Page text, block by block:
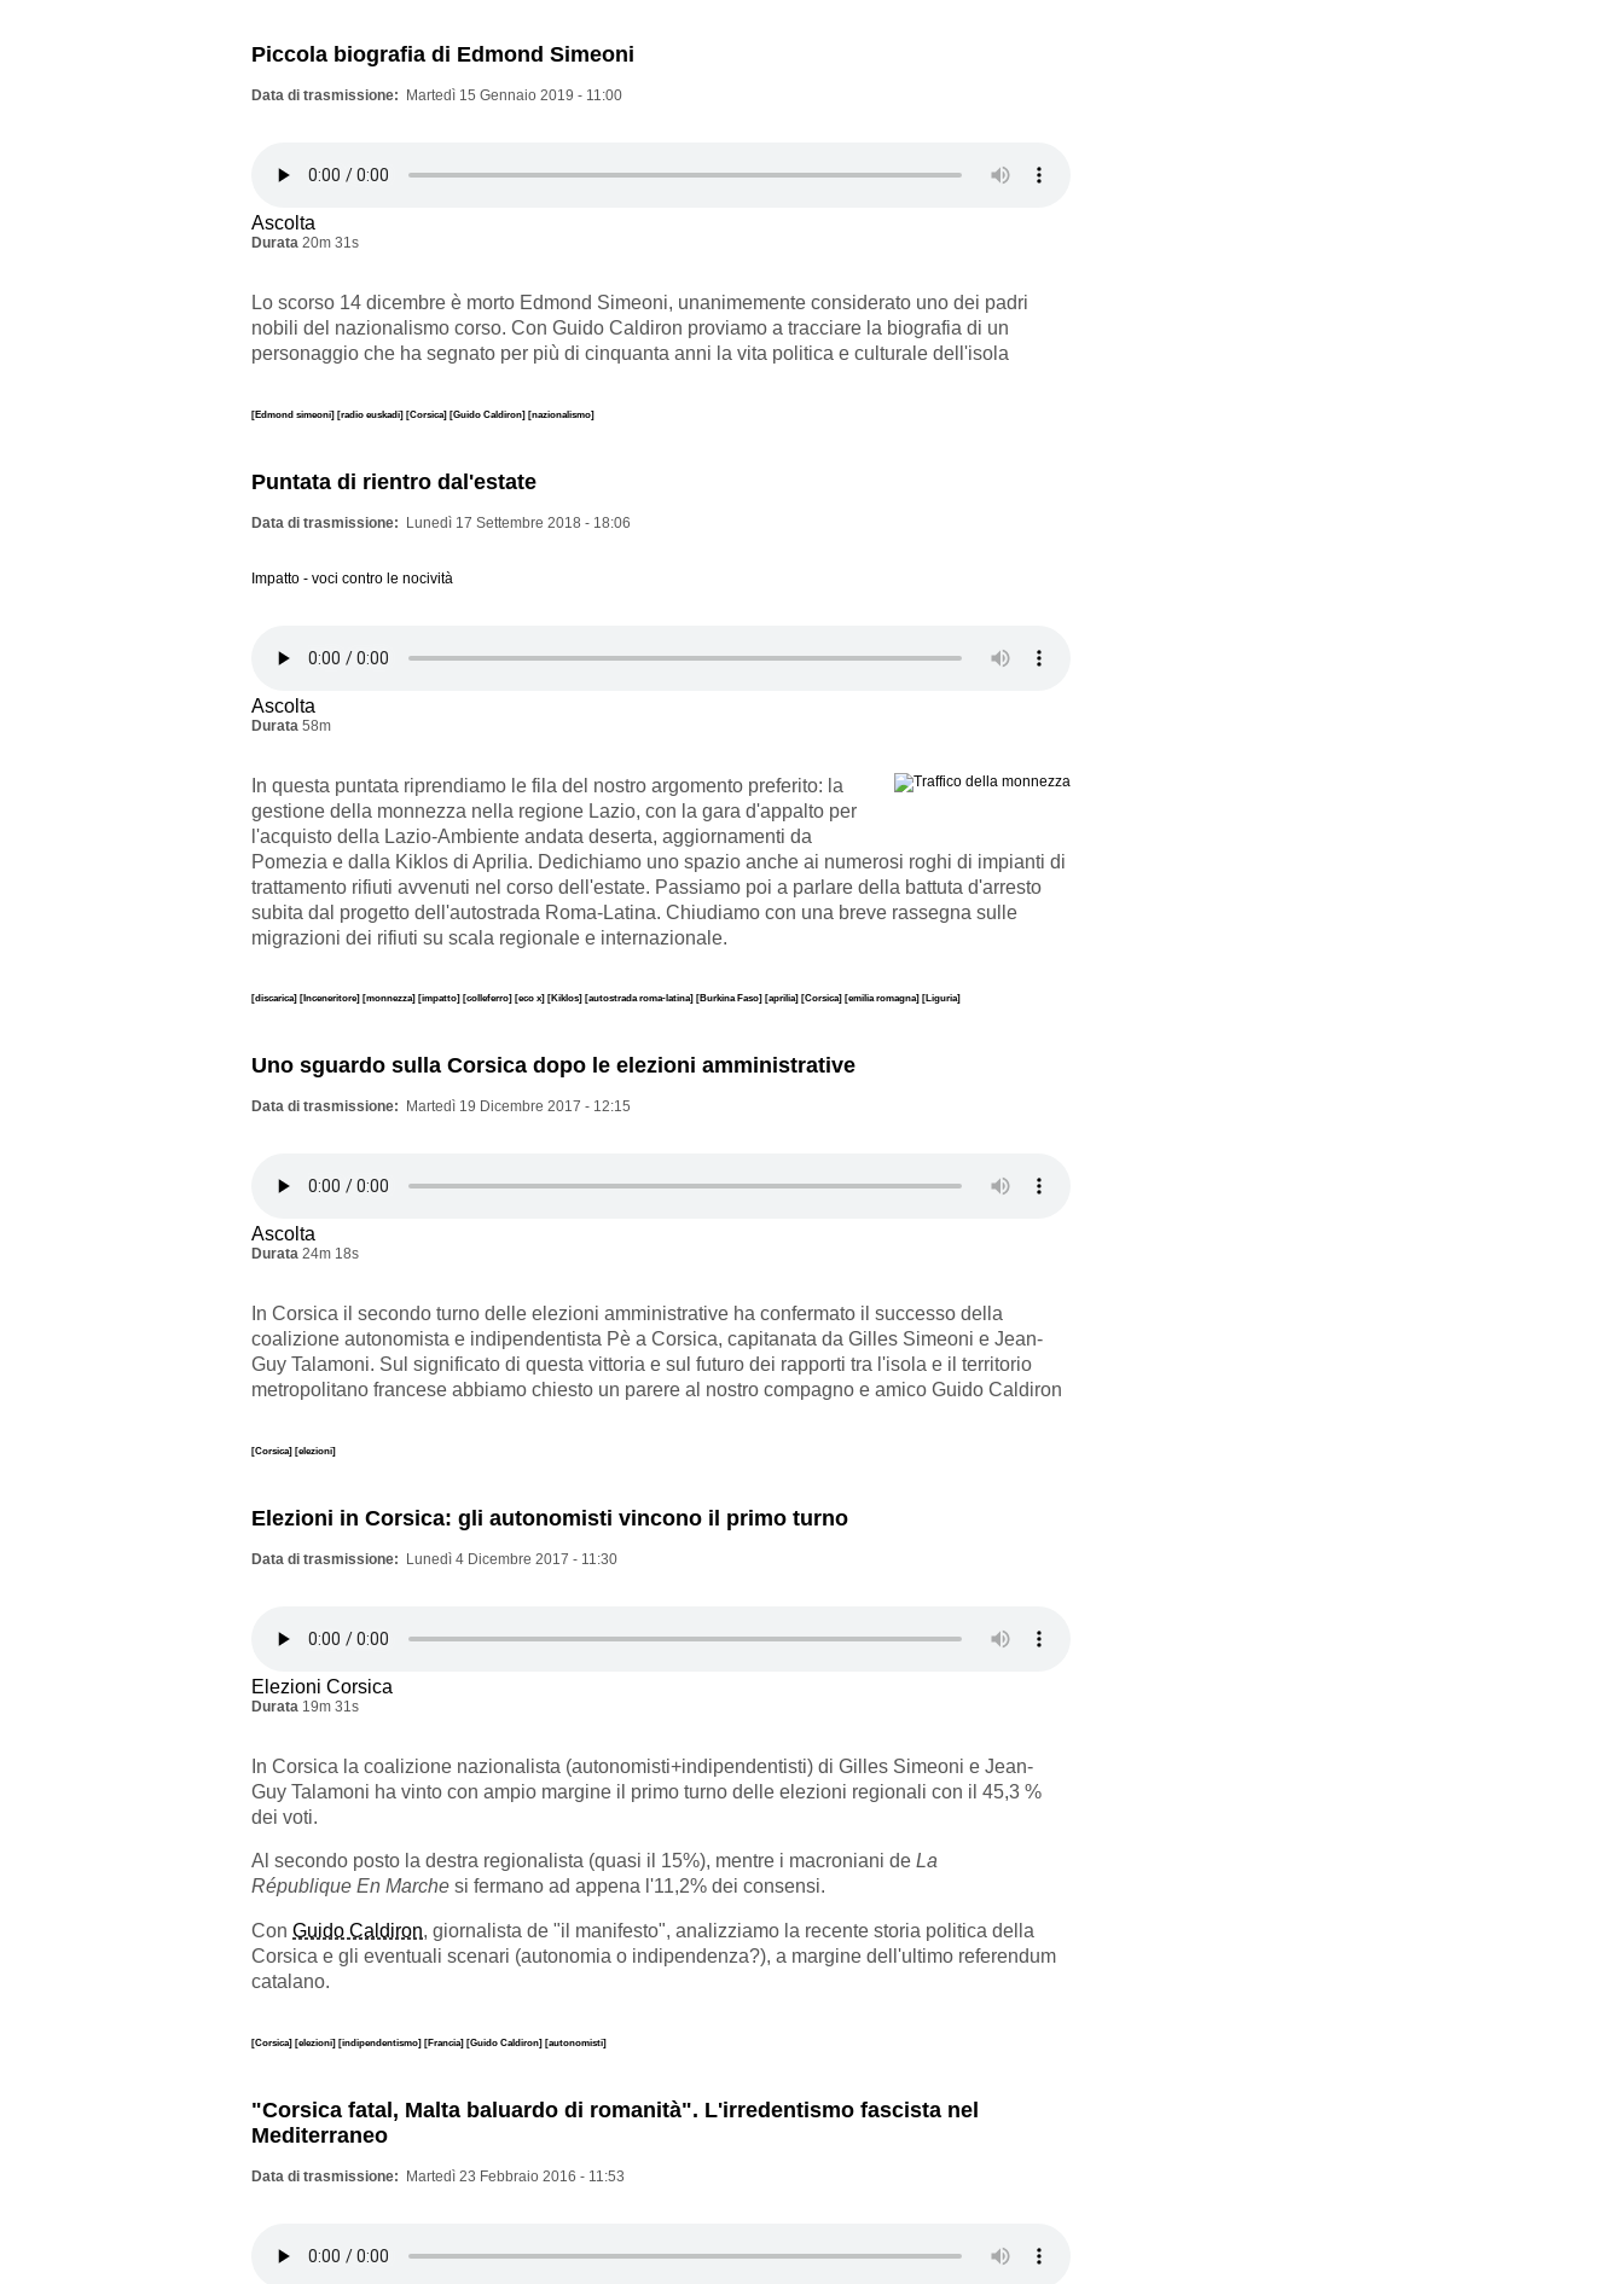
Piccola biografia di Edmond Simeoni
Data di trasmissione Martedì 15 Gennaio 2019 - 11:00
Ascolta
Durata 20m 31s
Lo scorso 14 dicembre è morto Edmond Simeoni, unanimemente considerato uno dei padri
nobili del nazionalismo corso. Con Guido Caldiron proviamo a tracciare la biografia di un
personaggio che ha segnato per più di cinquanta anni la vita politica e culturale dell'isola
[Edmond simeoni] [radio euskadi] [Corsica] [Guido Caldiron] [nazionalismo]
Puntata di rientro dal'estate
Data di trasmissione Lunedì 17 Settembre 2018 - 18:06
Impatto - voci contro le nocività
Ascolta
Durata 58m
In questa puntata riprendiamo le fila del nostro argomento preferito: la
gestione della monnezza nella regione Lazio, con la gara d'appalto per
l'acquisto della Lazio-Ambiente andata deserta, aggiornamenti da
Pomezia e dalla Kiklos di Aprilia. Dedichiamo uno spazio anche ai numerosi roghi di impianti di
trattamento rifiuti avvenuti nel corso dell'estate. Passiamo poi a parlare della battuta d'arresto
subita dal progetto dell'autostrada Roma-Latina. Chiudiamo con una breve rassegna sulle
migrazioni dei rifiuti su scala regionale e internazionale.
[discarica] [Inceneritore] [monnezza] [impatto] [colleferro] [eco x] [Kiklos] [autostrada roma-latina] [Burkina Faso] [aprilia] [Corsica] [emilia romagna] [Liguria]
Uno sguardo sulla Corsica dopo le elezioni amministrative
Data di trasmissione Martedì 19 Dicembre 2017 - 12:15
Ascolta
Durata 24m 18s
In Corsica il secondo turno delle elezioni amministrative ha confermato il successo della
coalizione autonomista e indipendentista Pè a Corsica, capitanata da Gilles Simeoni e Jean-
Guy Talamoni. Sul significato di questa vittoria e sul futuro dei rapporti tra l'isola e il territorio
metropolitano francese abbiamo chiesto un parere al nostro compagno e amico Guido Caldiron
[Corsica] [elezioni]
Elezioni in Corsica: gli autonomisti vincono il primo turno
Data di trasmissione Lunedì 4 Dicembre 2017 - 11:30
Elezioni Corsica
Durata 19m 31s
In Corsica la coalizione nazionalista (autonomisti+indipendentisti) di Gilles Simeoni e Jean-
Guy Talamoni ha vinto con ampio margine il primo turno delle elezioni regionali con il 45,3 %
dei voti.
Al secondo posto la destra regionalista (quasi il 15%), mentre i macroniani de La
République En Marche si fermano ad appena l'11,2% dei consensi.
Con Guido Caldiron, giornalista de "il manifesto", analizziamo la recente storia politica della
Corsica e gli eventuali scenari (autonomia o indipendenza?), a margine dell'ultimo referendum
catalano.
[Corsica] [elezioni] [indipendentismo] [Francia] [Guido Caldiron] [autonomisti]
"Corsica fatal, Malta baluardo di romanità". L'irredentismo fascista nel
Mediterraneo
Data di trasmissione Martedì 23 Febbraio 2016 - 11:53